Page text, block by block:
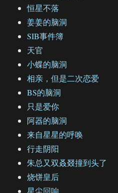
恒星不落
姜姜的脑洞
SIB事件簿
天官
小蝶的脑洞
相亲，但是二次恋爱
BS的脑洞
只是爱你
阿器的脑洞
来自星星的呼唤
行走阴阳
朱总又双叒叕撞到头了
烧饼皇后
星尘回响